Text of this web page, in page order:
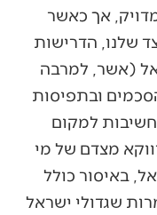
אך כאשר
שלנו, הדרישות
(אשר, למרבה
ובתפיסות
חשיבות למקום
מצדם של מי
באיסור כולל
שגדולי ישראל